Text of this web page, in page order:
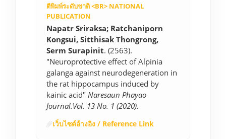
ตีพิมพ์ระดับชาติ <BR> NATIONAL
PUBLICATION
Napatr Sriraksa; Ratchaniporn
Kongsui, Sitthisak Thongrong,
Serm Surapinit. (2563).
"Neuroprotective effect of Alpinia
galanga against neurodegeneration in
the rat hippocampus induced by
kainic acid" Naresaun Phayao
Journal.Vol. 13 No. 1 (2020).
เว็บไซต์อ้างอิง / Reference Link